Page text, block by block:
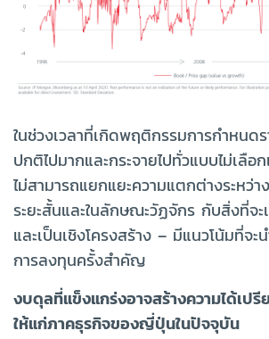
ในช่วงเวลาที่เกิดพฤติกรรมการกำหนด
ปกติไปมากและกระจายไปทั่วแบบไม่เลื
ไม่สามารถแยกแยะความแตกต่างระหว่า
ระยะสั้นและในลักษณะวัฏจักร กับสิ่งที่จ
และเป็นเชิงโครงสร้าง – มีแนวโน้มที่จะ
การลงทุนครั้งสำคัญ
งบดุลที่แข็งแกร่งอาจสร้างความได้เป
ให้แก่ภาคธุรกิจของญี่ปุ่นในปัจจุบัน